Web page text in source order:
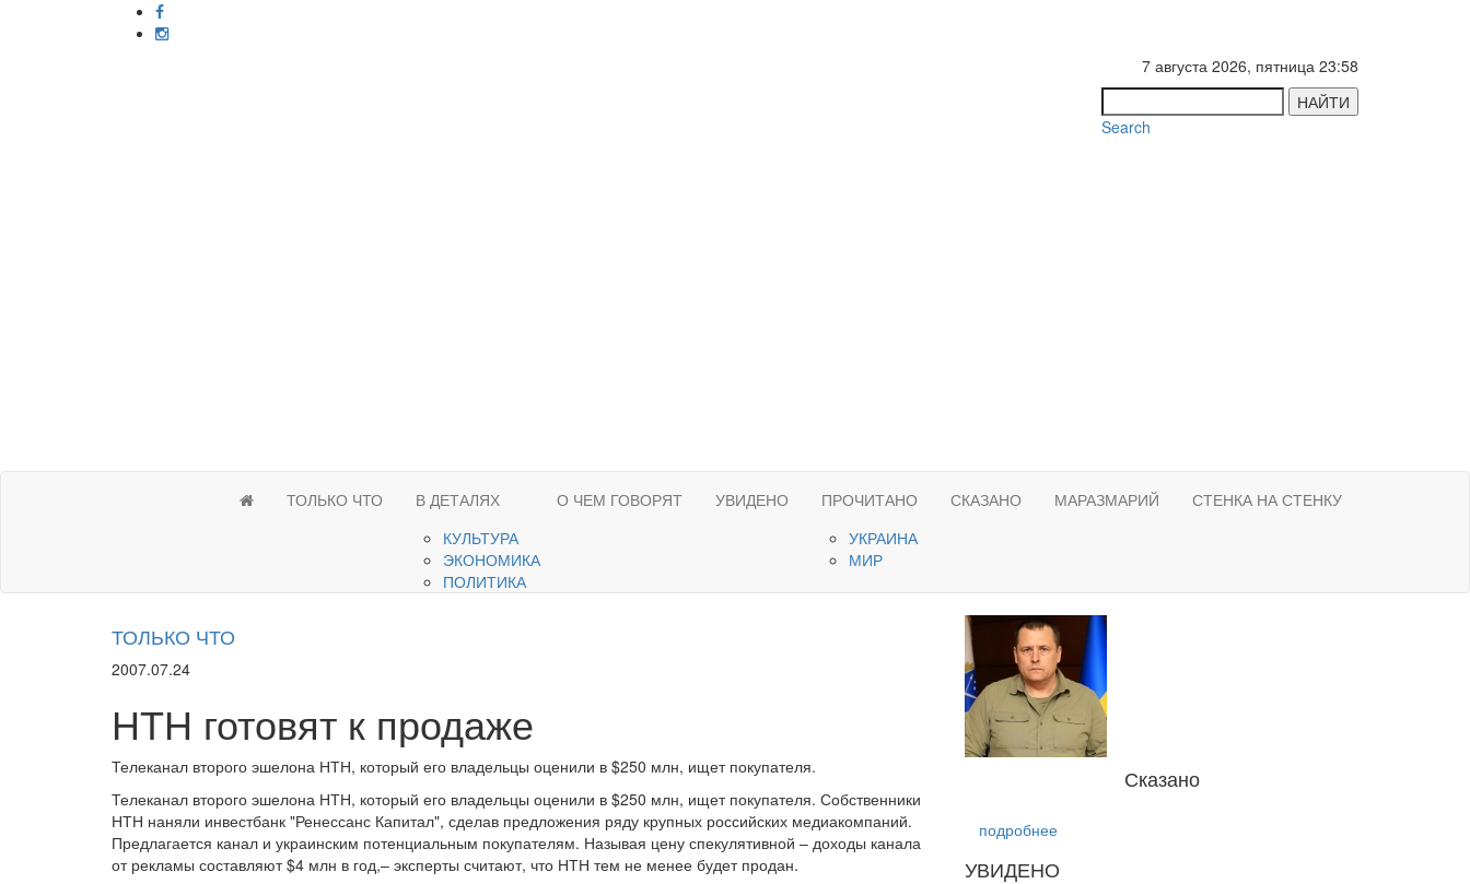
7 августа 2026, пятница 23:58
НАЙТИ
Search
ТОЛЬКО ЧТО
В ДЕТАЛЯХ
КУЛЬТУРА
ЭКОНОМИКА
ПОЛИТИКА
О ЧЕМ ГОВОРЯТ УВИДЕНО
ПРОЧИТАНО
УКРАИНА
МИР
СКАЗАНО МАРАЗМАРИЙ СТЕНКА НА СТЕНКУ
ТОЛЬКО ЧТО
2007.07.24
НТН готовят к продаже
Телеканал второго эшелона НТН, который его владельцы оценили в $250 млн, ищет покупателя.
Телеканал второго эшелона НТН, который его владельцы оценили в $250 млн, ищет покупателя. Собственники
НТН наняли инвестбанк "Ренессанс Капитал", сделав предложения ряду крупных российских медиакомпаний.
Предлагается канал и украинским потенциальным покупателям. Называя цену спекулятивной – доходы канала
от рекламы составляют $4 млн в год,– эксперты считают, что НТН тем не менее будет продан.
Сказано
подробнее
УВИДЕНО